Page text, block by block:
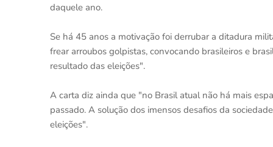
daquele ano.
Se há 45 anos a motivação foi derrubar a ditadura
frear arroubos golpistas, convocando brasileiros e
resultado das eleições".
A carta diz ainda que "no Brasil atual não há mais
passado. A solução dos imensos desafios da
eleições".